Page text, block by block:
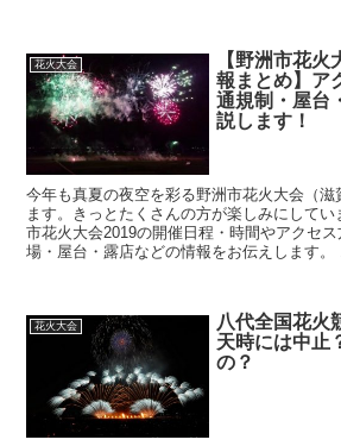
花火大会
【野洲市花
報まとめ】ア
通規制・屋台
説します！
今年も真夏の夜空を彩る野洲市花火大会（
ます。きっとたくさんの方が楽しみにしてい
市花火大会2019の開催日程・時間やアクセ
場・屋台・露店などの情報をお伝えします。
花火大会
八代全国花火
天時には中止
の？